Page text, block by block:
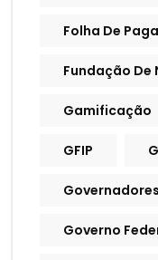
Folha De
Fundação De
Gamificação
GFIP
Governadores
Governo